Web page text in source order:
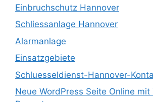
Einbruchschutz Hannover
Schliessanlage Hannover
Alarmanlage
Einsatzgebiete
Schluesseldienst-Hannover-
Neue WordPress Seite Online mit